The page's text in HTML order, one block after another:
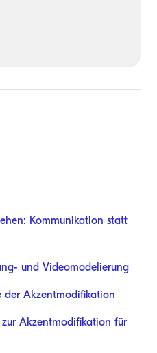
Kommunikation statt
und Videomodelierung
der Akzentmodifikation
Akzentmodifikation für